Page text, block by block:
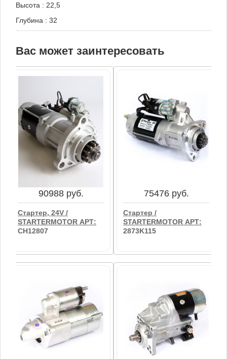
Высота : 22,5
Глубина : 32
Вас может заинтересовать
90988 руб.
Стартер, 24V /
STARTERMOTOR АРТ:
CH12807
90988 руб.
75476 руб.
Стартер /
STARTERMOTOR АРТ:
2873K115
75476 руб.
Стартер /